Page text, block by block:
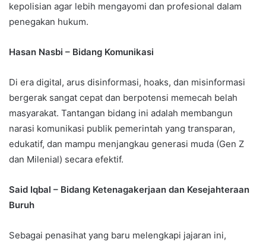
kepolisian agar lebih mengayomi dan profesional dalam
penegakan hukum.
Hasan Nasbi – Bidang Komunikasi
Di era digital, arus disinformasi, hoaks, dan misinformasi
bergerak sangat cepat dan berpotensi memecah belah
masyarakat. Tantangan bidang ini adalah membangun
narasi komunikasi publik pemerintah yang transparan,
edukatif, dan mampu menjangkau generasi muda (Gen Z
dan Milenial) secara efektif.
Said Iqbal – Bidang Ketenagakerjaan dan Kesejahteraan
Buruh
Sebagai penasihat yang baru melengkapi jajaran ini,